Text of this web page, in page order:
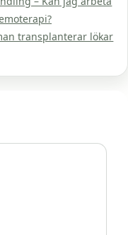
transplanterar lökar